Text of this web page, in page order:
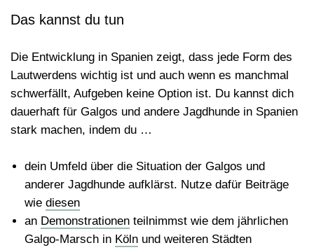
Das kannst du tun
Die Entwicklung in Spanien zeigt, dass jede Form des
Lautwerdens wichtig ist und auch wenn es manchmal
schwerfällt, Aufgeben keine Option ist. Du kannst dich
dauerhaft für Galgos und andere Jagdhunde in Spanien
stark machen, indem du …
dein Umfeld über die Situation der Galgos und
anderer Jagdhunde aufklärst. Nutze dafür Beiträge
wie diesen
an Demonstrationen teilnimmst wie dem jährlichen
Galgo-Marsch in Köln und weiteren Städten